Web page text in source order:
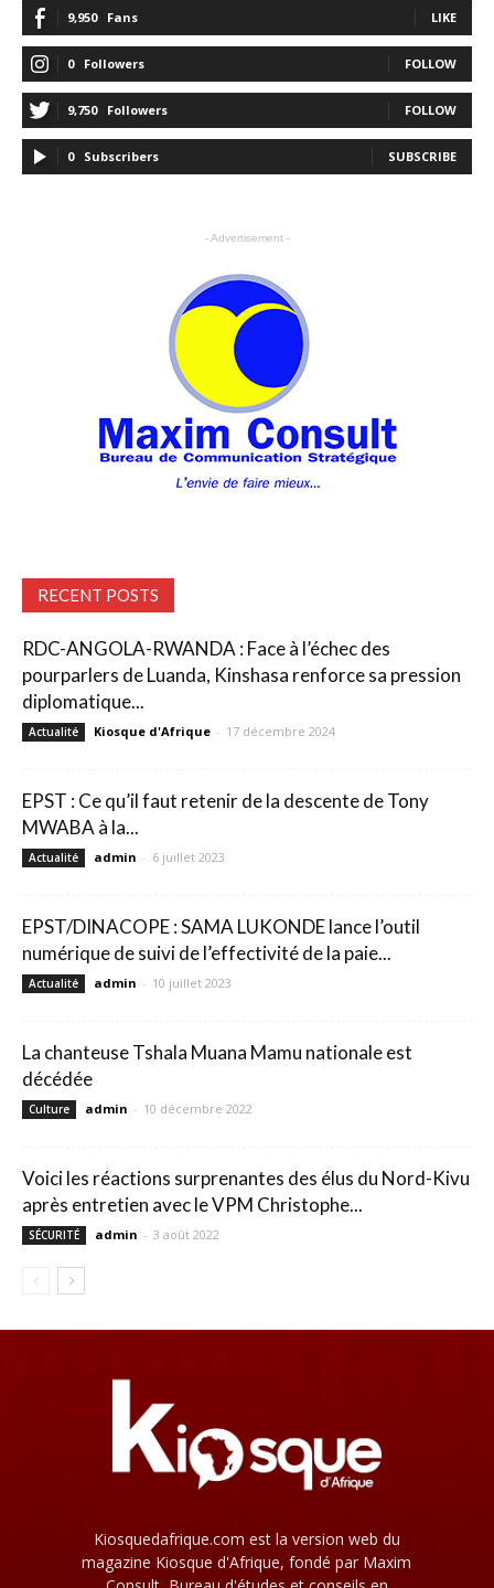
9,950 Fans LIKE
0 Followers FOLLOW
9,750 Followers FOLLOW
0 Subscribers SUBSCRIBE
- Advertisement -
RECENT POSTS
RDC-ANGOLA-RWANDA : Face à l’échec des
pourparlers de Luanda, Kinshasa renforce sa pression
diplomatique...
Actualité Kiosque d'Afrique - 17 décembre 2024
EPST : Ce qu’il faut retenir de la descente de Tony
MWABA à la...
Actualité admin - 6 juillet 2023
EPST/DINACOPE : SAMA LUKONDE lance l’outil
numérique de suivi de l’effectivité de la paie...
Actualité admin - 10 juillet 2023
La chanteuse Tshala Muana Mamu nationale est
décédée
Culture admin - 10 décembre 2022
Voici les réactions surprenantes des élus du Nord-Kivu
après entretien avec le VPM Christophe...
SÉCURITÉ admin - 3 août 2022
Kiosquedafrique.com est la version web du
magazine Kiosque d'Afrique, fondé par Maxim